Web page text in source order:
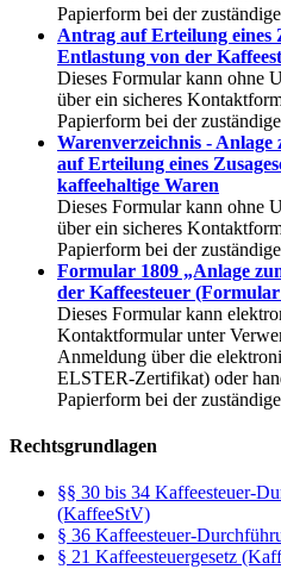
Papierform bei der
Antrag auf Erteilung eines
Entlastung von der
Dieses Formular kann ohne
über ein sicheres
Papierform bei der
Warenverzeichnis -
auf Erteilung eines
kaffeehaltige Waren
Dieses Formular kann ohne
über ein sicheres
Papierform bei der
Formular 1809 „Anlage
der Kaffeesteuer (Formular
Dieses Formular kann
Kontaktformular unter
Anmeldung über die
ELSTER-Zertifikat) oder
Papierform bei der
Rechtsgrundlagen
§§ 30 bis 34 Kaffeesteuer-
(KaffeeStV)
§ 36 Kaffeesteuer-
§ 21 Kaffeesteuergesetz